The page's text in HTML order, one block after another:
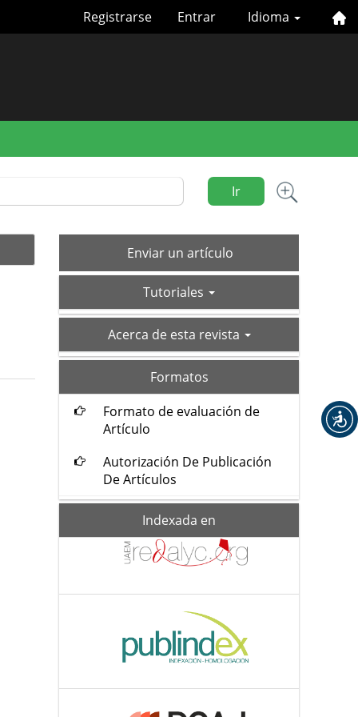
Idioma
Registrarse Entrar
Ir
Enviar
un
Enviar un artículo
Tutoriales
acerca-Acerca de esta revista
Formatos
Formato de evaluación de
Artículo
Autorización De Publicación
De Artículos
Indexada en